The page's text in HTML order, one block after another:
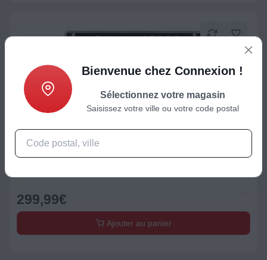
Mini four
299,99€
Ajouter au panier
Bienvenue chez Connexion !
Sélectionnez votre magasin
Saisissez votre ville ou votre code postal